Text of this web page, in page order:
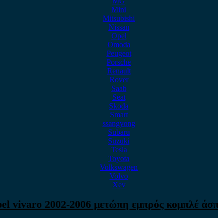
Mini
Mitsubishi
Nissan
Opel
Omoda
Peugeot
Porsche
Renault
Rover
Saab
Seat
Skoda
Smart
ssangyong
Subaru
Suzuki
Tesla
Toyota
Volkswagen
Volvo
Xev
vivaro 2002-2006 μετώπη εμπρός κομπλέ